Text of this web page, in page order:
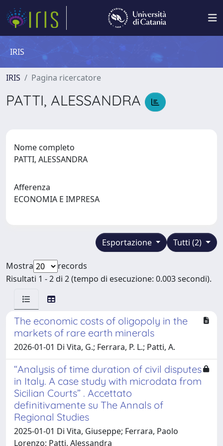
IRIS
IRIS Pagina ricercatore
PATTI, ALESSANDRA
Nome completo
PATTI, ALESSANDRA
Afferenza
ECONOMIA E IMPRESA
Tutti (2)
Esportazione
Mostra
records
Risultati 1 - 2 di 2 (tempo di esecuzione: 0.003 secondi).
The economic costs of oligopoly in the
markets of rare earth minerals
2026-01-01 Di Vita, G.; Ferrara, P. L.; Patti, A.
“Analysis of time duration of civil disputes
in Italy. A case study with microdata from
Sicilian Courts” . Accettato
definitivamente su The Annals of
Regional Studies
2025-01-01 Di Vita, Giuseppe; Ferrara, Paolo
Lorenzo; Patti, Alessandra